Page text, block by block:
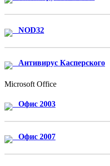
NOD32
Антивирус Касперского
Microsoft Office
Офис 2003
Офис 2007